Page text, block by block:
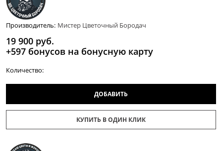
Производитель: Мистер Цветочный Бородач
19 900 руб.
+597 бонусов на бонусную карту
Количество:
ДОБАВИТЬ
КУПИТЬ В ОДИН КЛИК